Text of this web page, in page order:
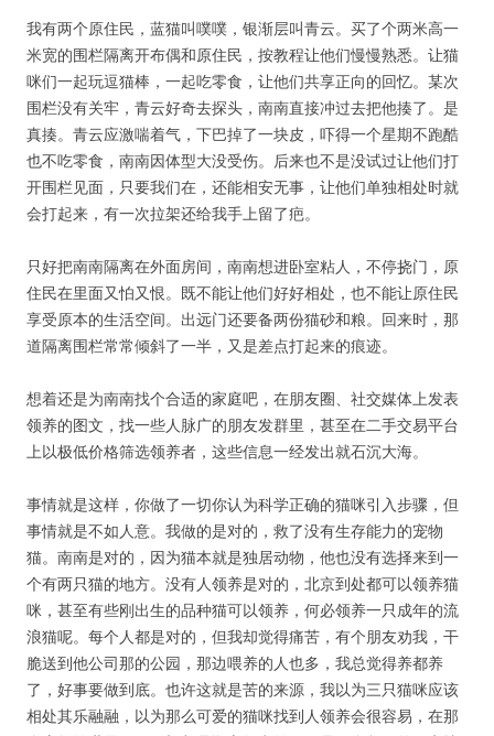
我有两个原住民，蓝猫叫噗噗，银渐层叫青云。买了个两米高一
米宽的围栏隔离开布偶和原住民，按教程让他们慢慢熟悉。让猫
咪们一起玩逗猫棒，一起吃零食，让他们共享正向的回忆。某次
围栏没有关牢，青云好奇去探头，南南直接冲过去把他揍了。是
真揍。青云应激喘着气，下巴掉了一块皮，吓得一个星期不跑酷
也不吃零食，南南因体型大没受伤。后来也不是没试过让他们打
开围栏见面，只要我们在，还能相安无事，让他们单独相处时就
会打起来，有一次拉架还给我手上留了疤。
只好把南南隔离在外面房间，南南想进卧室粘人，不停挠门，原
住民在里面又怕又恨。既不能让他们好好相处，也不能让原住民
享受原本的生活空间。出远门还要备两份猫砂和粮。回来时，那
道隔离围栏常常倾斜了一半，又是差点打起来的痕迹。
想着还是为南南找个合适的家庭吧，在朋友圈、社交媒体上发表
领养的图文，找一些人脉广的朋友发群里，甚至在二手交易平台
上以极低价格筛选领养者，这些信息一经发出就石沉大海。
事情就是这样，你做了一切你认为科学正确的猫咪引入步骤，但
事情就是不如人意。我做的是对的，救了没有生存能力的宠物
猫。南南是对的，因为猫本就是独居动物，他也没有选择来到一
个有两只猫的地方。没有人领养是对的，北京到处都可以领养猫
咪，甚至有些刚出生的品种猫可以领养，何必领养一只成年的流
浪猫呢。每个人都是对的，但我却觉得痛苦，有个朋友劝我，干
脆送到他公司那的公园，那边喂养的人也多，我总觉得养都养
了，好事要做到底。也许这就是苦的来源，我以为三只猫咪应该
相处其乐融融，以为那么可爱的猫咪找到人领养会很容易，在那